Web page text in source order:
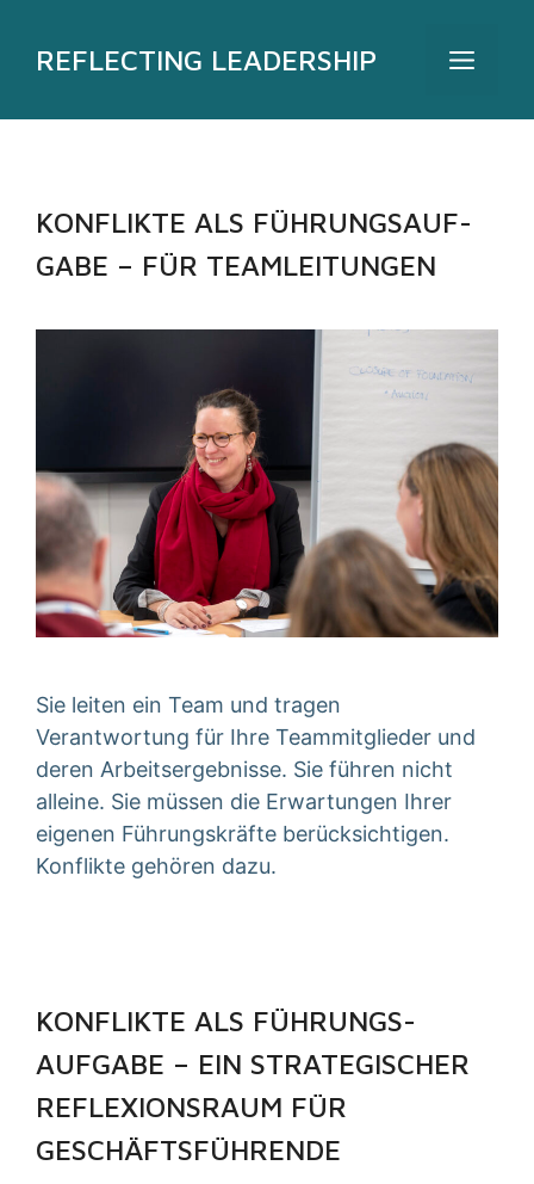
InhaltREFLECTING LEADERSHIP
KONFLIKTE ALS FÜHRUNGS­­­AUF­
GABE – FÜR TEAM­­LEITUNGEN
Sie leiten ein Team und tragen
Verantwortung für Ihre Teammitglieder und
deren Arbeitsergebnisse. Sie führen nicht
alleine. Sie müssen die Erwartungen Ihrer
eigenen Führungskräfte berücksichtigen.
Konflikte gehören dazu.
KONFLIKTE ALS FÜHRUNGS­
AUFGABE – EIN STRATEGISCHER
REFLEXIONS­RAUM FÜR
GESCHÄFTS­FÜHRENDE